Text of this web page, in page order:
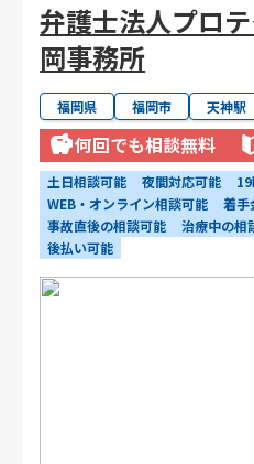
弁護士法人プロ
岡事務所
福岡県 福岡市 天神駅
何回でも相談無料
土日相談可能 夜間対応可能
WEB・オンライン相談可能
着手
事故直後の相談可能
治療中の相
後払い可能